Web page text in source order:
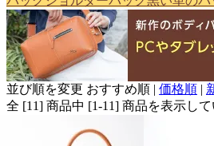
並び順を変更 おすすめ順 | 価格順 |
全 [11] 商品中 [1-11] 商品を表示し